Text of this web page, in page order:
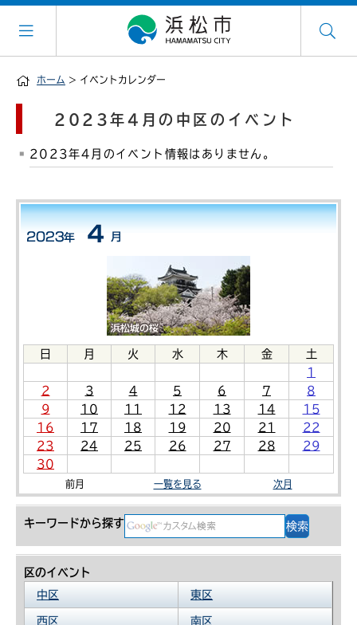
ホーム > イベントカレンダー
日 月 火 水 木 金
土
1
2
3 4 5 6 7
8
9
10 11 12 13 14
15
16
17 18 19 20 21
22
23
24 25 26 27 28
29
30
前月 一覧を見る 次月
キーワードから探す
区のイベント
中区
東区
西区 南区
2023年4月の中区のイベント
2023年4月のイベント情報はありません。